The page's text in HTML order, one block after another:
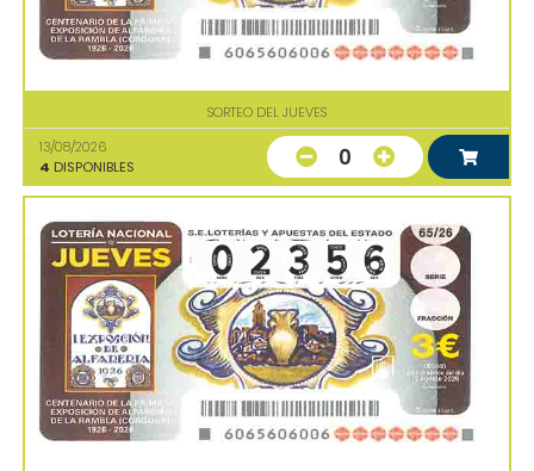
SORTEO DEL JUEVES
13/08/2026
4 DISPONIBLES 0